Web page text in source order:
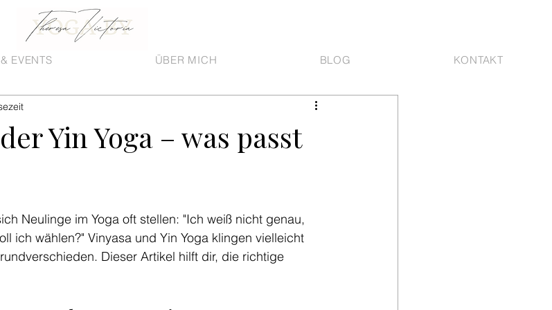
EVENTS ÜBER MICH BLOG KONTAKT
Yin Yoga – was passt
Neulinge im Yoga oft stellen: "Ich weiß nicht genau,
ich wählen?" Vinyasa und Yin Yoga klingen vielleicht
Dieser Artikel hilft dir, die richtige